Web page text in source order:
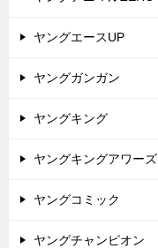
ヤングエースUP
ヤングガンガン
ヤングキング
ヤングキングアワーズ
ヤングコミック
ヤングチャンピオン